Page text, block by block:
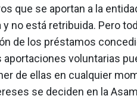
que se aportan a la
no está retribuida. Pero
de los préstamos
aportaciones voluntarias
de ellas en cualquier
se deciden en la